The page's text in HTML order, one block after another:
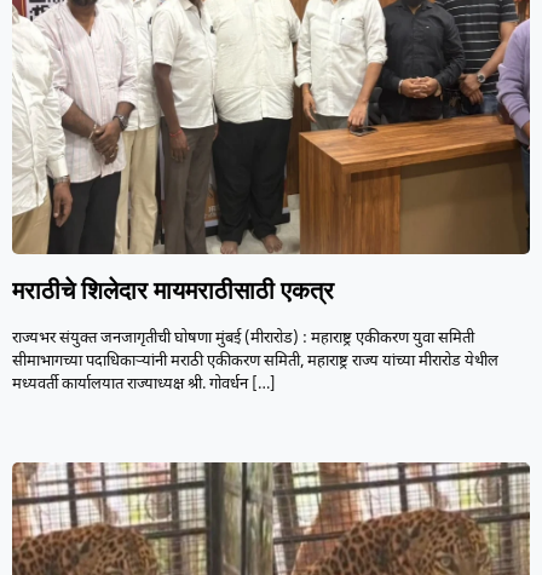
मराठीचे शिलेदार मायमराठीसाठी एकत्र
राज्यभर संयुक्त जनजागृतीची घोषणा मुंबई (मीरारोड) : महाराष्ट्र एकीकरण युवा समिती
सीमाभागच्या पदाधिकाऱ्यांनी मराठी एकीकरण समिती, महाराष्ट्र राज्य यांच्या मीरारोड येथील
मध्यवर्ती कार्यालयात राज्याध्यक्ष श्री. गोवर्धन[…]